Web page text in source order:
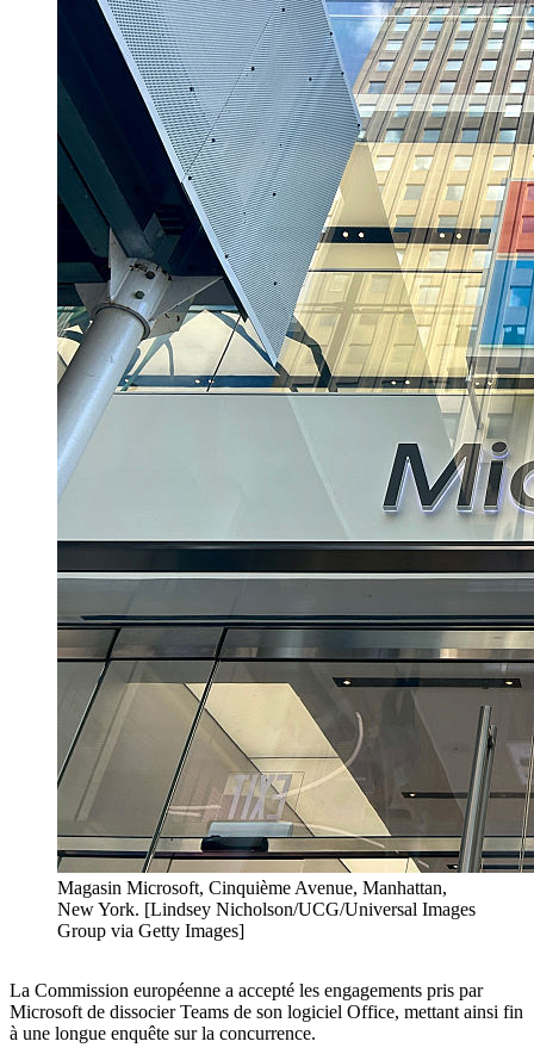
Magasin Microsoft, Cinquième Avenue, Manhattan,
New York. [Lindsey Nicholson/UCG/Universal Images
Group via Getty Images]
La Commission européenne a accepté les engagements pris par
Microsoft de dissocier Teams de son logiciel Office, mettant ainsi fin
à une longue enquête sur la concurrence.